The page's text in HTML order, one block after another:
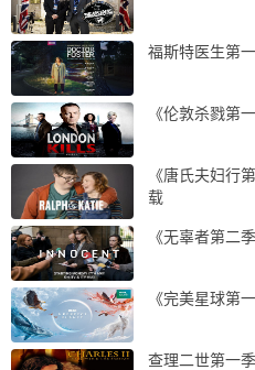
福斯特医生第
《伦敦杀戮第
《唐氏夫妇行
载
《无辜者第二
《完美星球第
查理二世第一